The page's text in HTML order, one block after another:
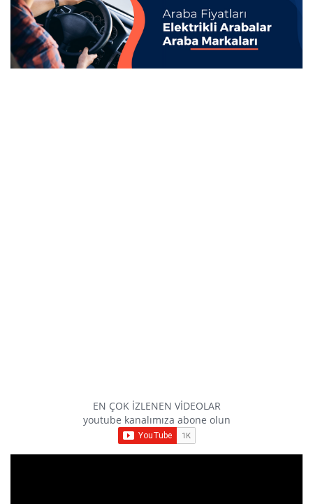
EN ÇOK İZLENEN VİDEOLAR
youtube kanalımıza abone olun